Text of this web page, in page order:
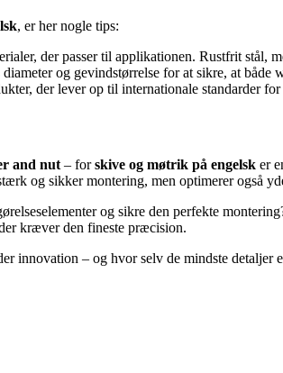
, er her nogle tips:
der passer til applikationen. Rustfrit stål,
og gevindstørrelse for at sikre, at både
der lever op til internationale standarder
and nut – forskive og møtrik på engelsk er
og sikker montering, men optimerer også
og sikre den perfekte
kræver den fineste præcision.
innovation – og hvor selv de mindste detaljer